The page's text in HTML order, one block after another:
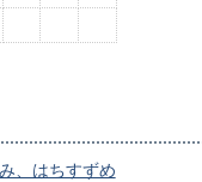
、はちすずめ